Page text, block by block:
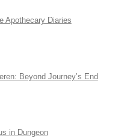
Diaries
Beyond Journey’s End
in Dungeon